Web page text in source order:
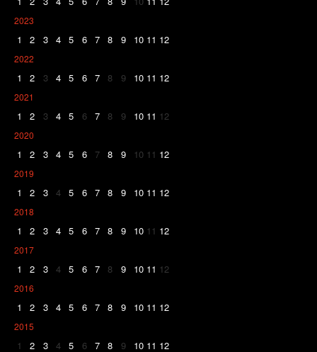
2023
1 2 3 4 5 6 7 8 9 10 11 12
2022
1 2 3 4 5 6 7 8 9 10 11 12
2021
1 2 3 4 5 6 7 8 9 10 11 12
2020
1 2 3 4 5 6 7 8 9 10 11 12
2019
1 2 3 4 5 6 7 8 9 10 11 12
2018
1 2 3 4 5 6 7 8 9 10 11 12
2017
1 2 3 4 5 6 7 8 9 10 11 12
2016
1 2 3 4 5 6 7 8 9 10 11 12
2015
1 2 3 4 5 6 7 8 9 10 11 12